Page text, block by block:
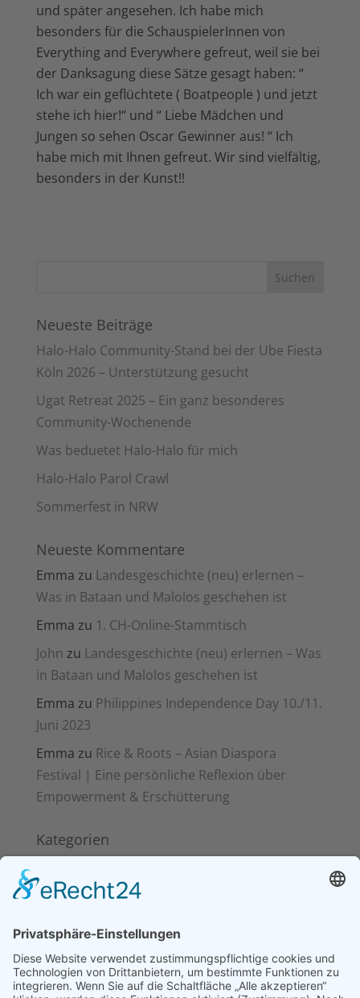
und später angesehen. Ich habe mich
besonders für die SchauspielerInnen von
Everything and Everywhere gefreut, weil sie bei
der Danksagung diese Sätze gesagt haben: “
Ich war ein geflüchtete ( Boatpeople ) und jetzt
stehe ich hier!“ und “ Liebe Mädchen und
Jungen so sehen Oscar Gewinner aus! “ Ich
habe mich mit Ihnen gefreut. Wir sind vielfältig,
besonders in der Kunst!!
Neueste Beiträge
Halo-Halo Community-Stand bei der Ube Fiesta
Köln 2026 – Unterstützung gesucht
Ugat Retreat 2025 – Ein ganz besonderes
Community-Wochenende
Was beduetet Halo-Halo für mich
Halo-Halo Parol Crawl
Sommerfest in NRW
Neueste Kommentare
Emma zu Landesgeschichte (neu) erlernen –
Was in Bataan und Malolos geschehen ist
Emma zu 1. CH-Online-Stammtisch
John zu Landesgeschichte (neu) erlernen – Was
in Bataan und Malolos geschehen ist
Emma zu Philippines Independence Day 10./11.
Juni 2023
Emma zu Rice & Roots – Asian Diaspora
Festival | Eine persönliche Reflexion über
Empowerment & Erschütterung
Kategorien
News
Reisen
Schlagwörter